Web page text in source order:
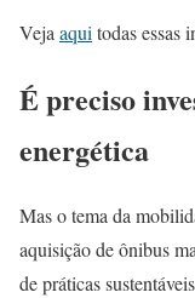
Veja aqui todas essas
É preciso
energética
Mas o tema da
aquisição de ônibus
de práticas